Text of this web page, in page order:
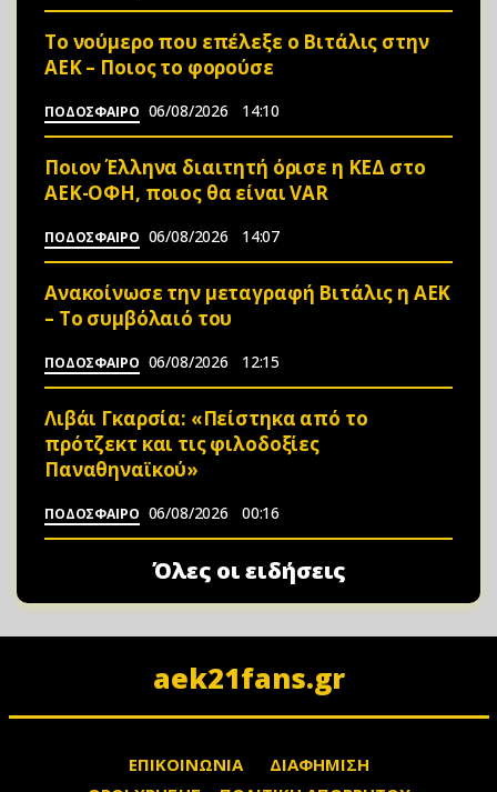
Το νούμερο που επέλεξε ο Βιτάλις στην
ΑΕΚ – Ποιος το φορούσε
ΠΟΔΟΣΦΑΙΡΟ 06/08/2026 14:10
Ποιον Έλληνα διαιτητή όρισε η ΚΕΔ στο
ΑΕΚ-ΟΦΗ, ποιος θα είναι VAR
ΠΟΔΟΣΦΑΙΡΟ 06/08/2026 14:07
Ανακοίνωσε την μεταγραφή Βιτάλις η ΑΕΚ
– Το συμβόλαιό του
ΠΟΔΟΣΦΑΙΡΟ 06/08/2026 12:15
Λιβάι Γκαρσία: «Πείστηκα από το
πρότζεκτ και τις φιλοδοξίες
Παναθηναϊκού»
ΠΟΔΟΣΦΑΙΡΟ 06/08/2026 00:16
Όλες οι ειδήσεις
aek21fans.gr
ΕΠΙΚΟΙΝΩΝΙΑ
ΔΙΑΦΗΜΙΣΗ